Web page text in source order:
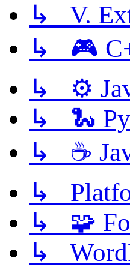
↳ V.
↳ 🎮
↳ ⚙️
↳ 🐍
↳ ☕
↳
↳ 🧩
↳